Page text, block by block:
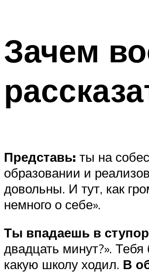
Зачем
Представь: ты на
образовании и
довольны. И тут, как
немного о себе».
Ты впадаешь в
двадцать минут?».
какую школу ходил. В